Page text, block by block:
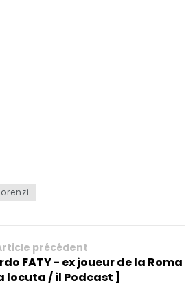
précédent
FATY - ex joueur de la Roma
locuta / il Podcast ]